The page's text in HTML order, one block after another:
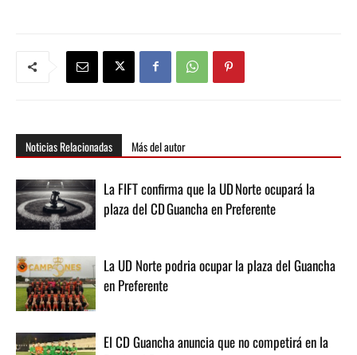
Noticias Relacionadas Más del autor
La FIFT confirma que la UD Norte ocupará la
plaza del CD Guancha en Preferente
La UD Norte podria ocupar la plaza del Guancha
en Preferente
El CD Guancha anuncia que no competirá en la